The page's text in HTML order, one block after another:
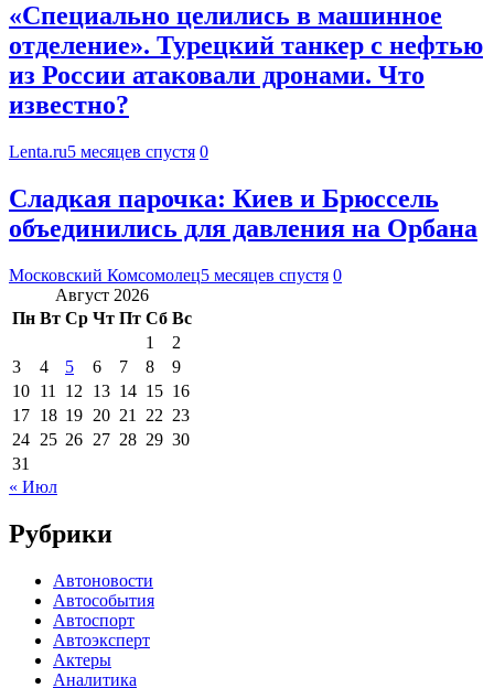
«Специально целились в машинное
отделение». Турецкий танкер с нефтью
из России атаковали дронами. Что
известно?
Lenta.ru5 месяцев спустя 0
Сладкая парочка: Киев и Брюссель
объединились для давления на Орбана
Московский Комсомолец5 месяцев спустя 0
Август 2026
Пн Вт Ср Чт Пт Сб Вс
1
2
3
4 5 6 7 8
9
10 11 12 13 14 15 16
17 18 19 20 21 22 23
24 25 26 27 28 29 30
31
« Июл
Рубрики
Автоновости
Автособытия
Автоспорт
Автоэксперт
Актеры
Аналитика